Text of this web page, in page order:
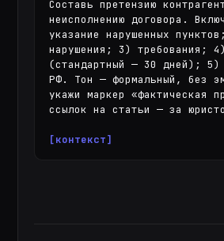
Составь претензию
неисполнению договора.
указание нарушенных
нарушения; 3) требования;
(стандартный — 30 дней); 5)
РФ. Тон — формальный, без
укажи маркер «фактическая
ссылок на статьи — за
[контекст]